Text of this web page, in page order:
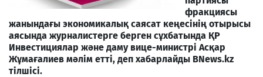
фракциясы
жанындағы экономикалық саясат кеңесінің отырысы
аясында журналистерге берген сұхбатында ҚР
Инвестициялар және даму вице-министрі Асқар
Жұмағалиев мәлім етті, деп хабарлайды BNews.kz
тілшісі.